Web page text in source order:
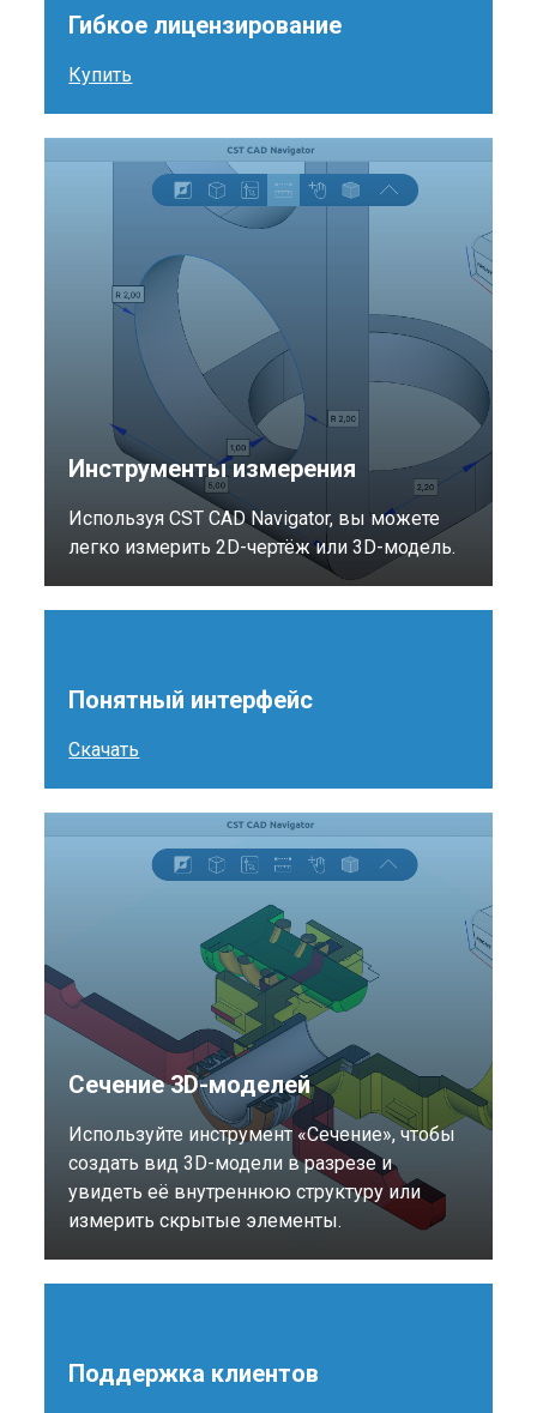
Гибкое лицензирование
Купить
Понятный интерфейс
Скачать
Инструменты измерения
Используя CST CAD Navigator, вы можете
легко измерить 2D-чертёж или 3D-модель.
Сечение 3D-моделей
Используйте инструмент «Сечение», чтобы
создать вид 3D-модели в разрезе и
увидеть её внутреннюю структуру или
измерить скрытые элементы.
Поддержка клиентов